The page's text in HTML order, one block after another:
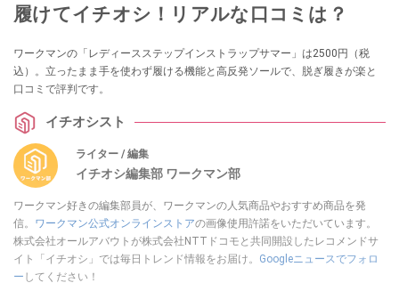
履けてイチオシ！リアルな口コミは？
ワークマンの「レディースステップインストラップサマー」は2500円（税
込）。立ったまま手を使わず履ける機能と高反発ソールで、脱ぎ履きが楽と
口コミで評判です。
イチオシスト
ライター / 編集
イチオシ編集部 ワークマン部
ワークマン好きの編集部員が、ワークマンの人気商品やおすすめ商品を発
信。 ワークマン公式オンラインストアの画像使用許諾をいただいています。
株式会社オールアバウトが株式会社NTTドコモと共同開設したレコメンドサ
イト「イチオシ」では毎日トレンド情報をお届け。 Googleニュースでフォロ
ー してください！